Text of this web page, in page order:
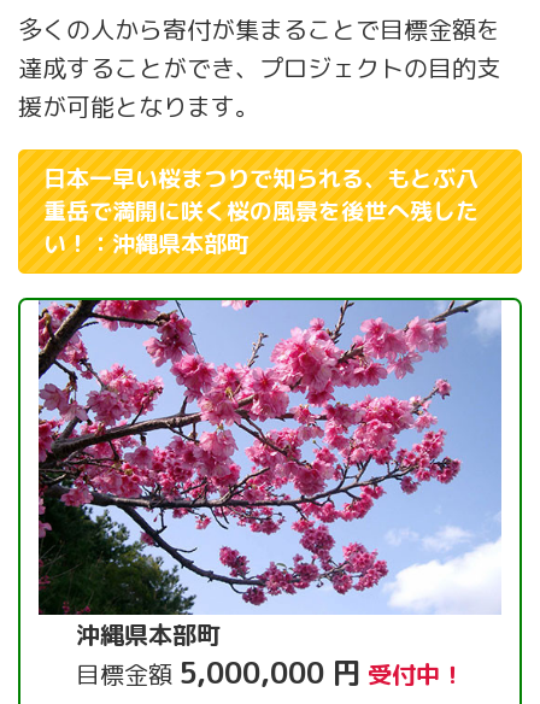
多くの人から寄付が集まることで目標金額を
達成することができ、プロジェクトの目的支
援が可能となります。
日本一早い桜まつりで知られる、もとぶ八
重岳で満開に咲く桜の風景を後世へ残した
い！：沖縄県本部町
沖縄県本部町
目標金額 5,000,000 円 受付中！